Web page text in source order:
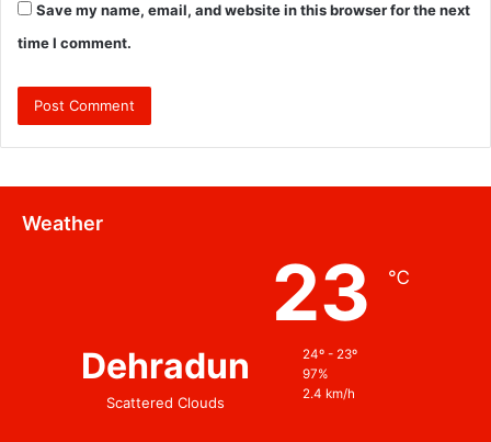
Save my name, email, and website in this browser for the next
time I comment.
Weather
Dehradun
Scattered Clouds
23 ℃
24º - 23º
97%
2.4 km/h